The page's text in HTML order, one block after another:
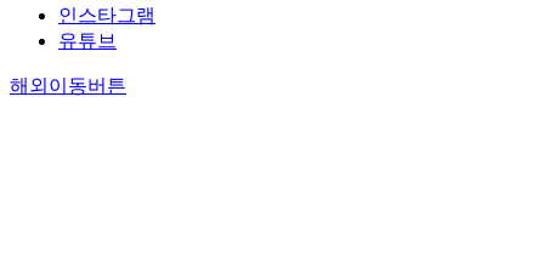
인스타그램
유튜브
해외이동버튼